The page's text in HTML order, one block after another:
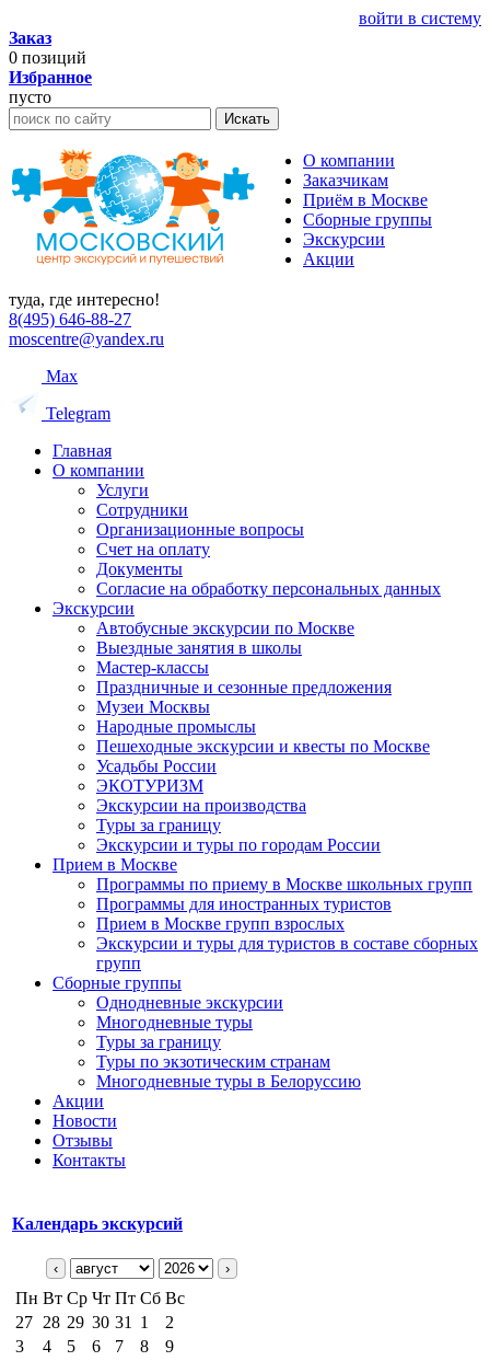
войти в систему
Заказ
0 позиций
Избранное
пусто
Искать
О компании
Заказчикам
Приём в Москве
Сборные группы
Экскурсии
Акции
туда, где интересно!
8(495) 646-88-27
moscentre@yandex.ru
Max
Telegram
Главная
О компании
Услуги
Сотрудники
Организационные вопросы
Счет на оплату
Документы
Согласие на обработку персональных данных
Экскурсии
Автобусные экскурсии по Москве
Выездные занятия в школы
Мастер-классы
Праздничные и сезонные предложения
Музеи Москвы
Народные промыслы
Пешеходные экскурсии и квесты по Москве
Усадьбы России
ЭКОТУРИЗМ
Экскурсии на производства
Туры за границу
Экскурсии и туры по городам России
Прием в Москве
Программы по приему в Москве школьных групп
Программы для иностранных туристов
Прием в Москве групп взрослых
Экскурсии и туры для туристов в составе сборных
групп
Сборные группы
Однодневные экскурсии
Многодневные туры
Туры за границу
Туры по экзотическим странам
Многодневные туры в Белоруссию
Акции
Новости
Отзывы
Контакты
Календарь экскурсий
‹ ›
Пн Вт Ср Чт Пт Сб Вс
27 28 29 30 31 1
2
3
4 5 6 7 8
9